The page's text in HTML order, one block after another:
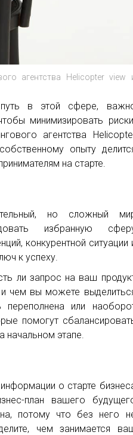
агентства Helicopter view
в этой сфере,
минимизировать риски.
агентства
опыту
на старте.
но сложный
избранную
конкурентной ситуации
к успеху.
ли запрос на ваш
и чем вы можете
или
помогут
начальном этапе.
о старте
план вашего
потому что без него
чем занимается